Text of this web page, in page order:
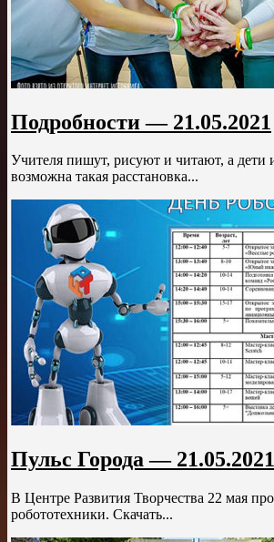
Подробности — 21.05.2021
Учителя пишут, рисуют и читают, а дети
возможна такая расстановка...
Пульс Города — 21.05.2021
В Центре Развития Творчества 22 мая
робототехники. Скачать...